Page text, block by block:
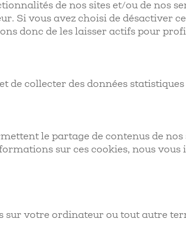
de nos sites et/ou de nos
Si vous avez choisi de désactiver
donc de les laisser actifs pour
de collecter des données
le partage de contenus de nos
sur ces cookies, nous vous
sur votre ordinateur ou tout autre